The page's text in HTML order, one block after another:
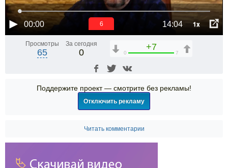
00:00 14:04 1x
6
Просмотры
65
За сегодня
0
+7
0 7
Поддержите проект — смотрите без рекламы!
Отключить рекламу
Читать комментарии